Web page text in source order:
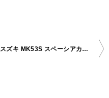
スズキ MK53S スペーシアカスタム 徳島県三好市ボディガラスコーティング